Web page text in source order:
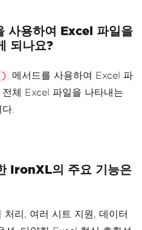
용하여 Excel 파일을
되나요?
메서드를 사용하여 Excel 파
체 Excel 파일을 나타내는
.
IronXL의 주요 기능은
리, 여러 시트 지원, 데이터